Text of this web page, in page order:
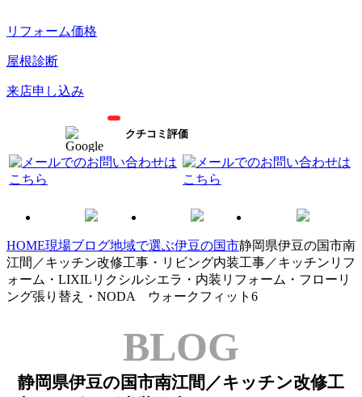
リフォーム価格
屋根診断
来店申し込み
クチコミ評価
HOME現場ブログ地域で選ぶ伊豆の国市静岡県伊豆の国市南
江間／キッチン改修工事・リビング内装工事／キッチンリフ
ォーム・LIXILリクシルシエラ・内装リフォーム・フローリ
ング張り替え・NODA ウォークフィット6
BLOG
静岡県伊豆の国市南江間／キッチン改修工